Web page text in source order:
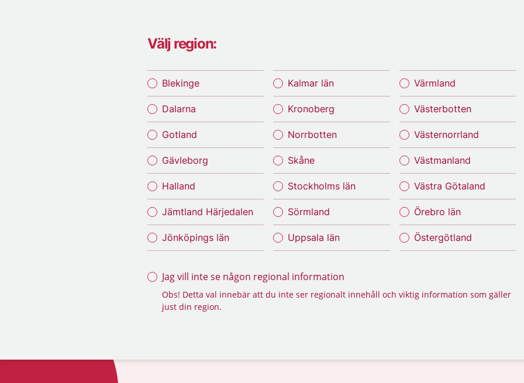
Välj region:
Blekinge
Dalarna
Gotland
Gävleborg
Halland
Jämtland Härjedalen
Jönköpings län
Kalmar län
Kronoberg
Norrbotten
Skåne
Stockholms län
Sörmland
Uppsala län
Värmland
Västerbotten
Västernorrland
Västmanland
Västra Götaland
Örebro län
Östergötland
Jag vill inte se någon regional information
Obs! Detta val innebär att du inte ser regionalt innehåll och viktig information som gäller
just din region.